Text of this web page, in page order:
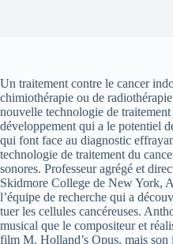
Un traitement contre le cancer
chimiothérapie ou de
nouvelle technologie de
développement qui a le potentiel
qui font face au diagnostic
technologie de traitement du
sonores. Professeur agrégé et
Skidmore College de New York,
l’équipe de recherche qui a
tuer les cellules cancéreuses.
musical que le compositeur et
film M. Holland’s Opus, mais son